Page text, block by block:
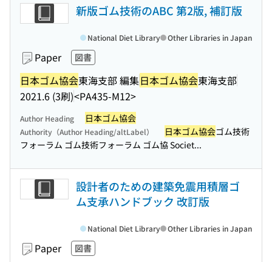
新版ゴム技術のABC 第2版, 補訂版
Paper 図書
日本ゴム協会東海支部 編集日本ゴム協会東海支部
2021.6 (3刷)<PA435-M12>
National Diet Library Other Libraries in Japan
Author Heading 日本ゴム協会
Authority（Author Heading/altLabel） 日本ゴム協会ゴム技術
フォーラム ゴム技術フォーラム ゴム協 Societ...
設計者のための建築免震用積層ゴ
ム支承ハンドブック 改訂版
Paper 図書
National Diet Library Other Libraries in Japan